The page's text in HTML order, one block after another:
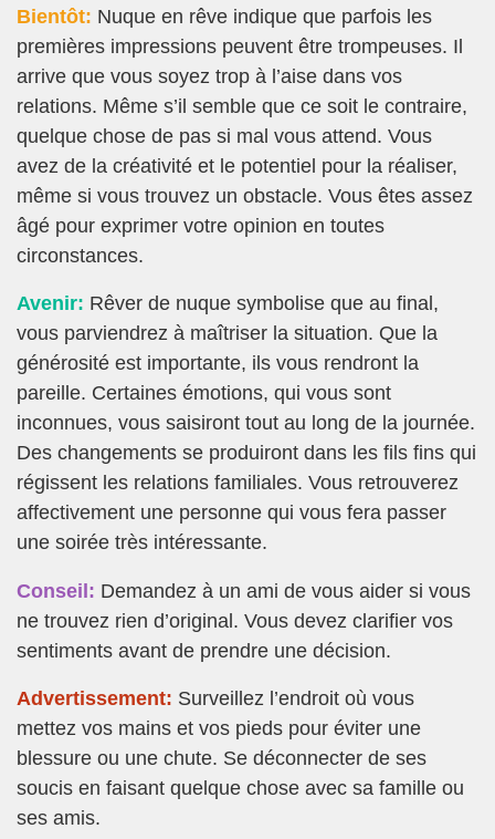
Bientôt: Nuque en rêve indique que parfois les
premières impressions peuvent être trompeuses. Il
arrive que vous soyez trop à l’aise dans vos
relations. Même s’il semble que ce soit le contraire,
quelque chose de pas si mal vous attend. Vous
avez de la créativité et le potentiel pour la réaliser,
même si vous trouvez un obstacle. Vous êtes assez
âgé pour exprimer votre opinion en toutes
circonstances.
Avenir: Rêver de nuque symbolise que au final,
vous parviendrez à maîtriser la situation. Que la
générosité est importante, ils vous rendront la
pareille. Certaines émotions, qui vous sont
inconnues, vous saisiront tout au long de la journée.
Des changements se produiront dans les fils fins qui
régissent les relations familiales. Vous retrouverez
affectivement une personne qui vous fera passer
une soirée très intéressante.
Conseil: Demandez à un ami de vous aider si vous
ne trouvez rien d’original. Vous devez clarifier vos
sentiments avant de prendre une décision.
Advertissement: Surveillez l’endroit où vous
mettez vos mains et vos pieds pour éviter une
blessure ou une chute. Se déconnecter de ses
soucis en faisant quelque chose avec sa famille ou
ses amis.